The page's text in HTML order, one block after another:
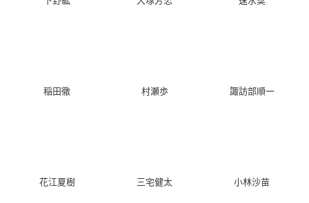
稲田徹 村瀬歩 諏訪部順一
花江夏樹 三宅健太 小林沙苗